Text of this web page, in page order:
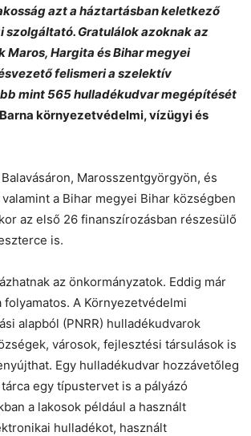
azt a háztartásban keletkező
Gratulálok azoknak az
Hargita és Bihar megyei
felismeri a szelektív
mint 565 hulladékudvar megépítését
környezetvédelmi, vízügyi és
Marosszentgyörgyön, és
a Bihar megyei Bihar községben
az első 26 finanszírozásban részesülő
is.
az önkormányzatok. Eddig már
A Környezetvédelmi
alapból (PNRR) hulladékudvarok
városok, fejlesztési társulások is
Egy hulladékudvar hozzávetőleg
egy típustervet is a pályázó
a lakosok például a használt
hulladékot, használt